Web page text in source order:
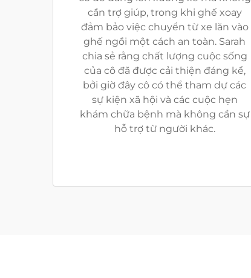
cần trợ giúp, trong khi ghế xoay
đảm bảo việc chuyển từ xe lăn vào
ghế ngồi một cách an toàn. Sarah
chia sẻ rằng chất lượng cuộc sống
của cô đã được cải thiện đáng kể,
bởi giờ đây cô có thể tham dự các
sự kiện xã hội và các cuộc hẹn
khám chữa bệnh mà không cần sự
hỗ trợ từ người khác.